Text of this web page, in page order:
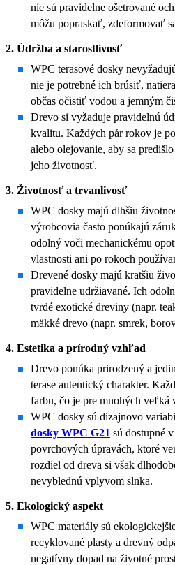
nie sú pravidelne ošetrované
môžu popraskať, zdeformovať
2. Údržba a starostlivosť
WPC terasové dosky
nie je potrebné ich brúsiť,
občas očistiť vodou a jemným
Drevo si vyžaduje pravidelnú
kvalitu. Každých pár rokov je
alebo olejovanie, aby sa
jeho životnosť.
3. Životnosť a trvanlivosť
WPC dosky majú dlhšiu
výrobcovia často ponúkajú
odolný voči mechanickému
vlastnosti ani po rokoch
Drevené dosky majú kratšiu
pravidelne udržiavané. Ich
tvrdé exotické dreviny (napr.
mäkké drevo (napr. smrek,
4. Estetika a prírodný vzhľad
Drevo ponúka prirodzený a
terase autentický charakter.
farbu, čo je pre mnohých veľká
WPC dosky sú dizajnovo
dosky WPC G21 sú dostupné
povrchových úpravách, ktoré
rozdiel od dreva si však
nevyblednú vplyvom slnka.
5. Ekologický aspekt
WPC materiály sú
recyklované plasty a drevný
negatívny dopad na životné